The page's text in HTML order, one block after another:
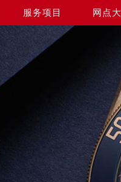
服务项目 网点